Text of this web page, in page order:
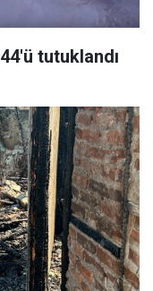
tutuklandı